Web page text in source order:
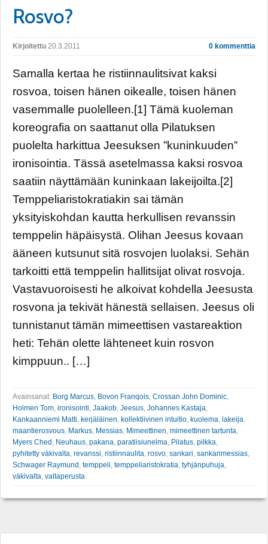
Rosvo?
Kirjoitettu 20.3.2011 0 kommenttia
Samalla kertaa he ristiinnaulitsivat kaksi
rosvoa, toisen hänen oikealle, toisen hänen
vasemmalle puolelleen.[1] Tämä kuoleman
koreografia on saattanut olla Pilatuksen
puolelta harkittua Jeesuksen ”kuninkuuden”
ironisointia. Tässä asetelmassa kaksi rosvoa
saatiin näyttämään kuninkaan lakeijoilta.[2]
Temppeliaristokratiakin sai tämän
yksityiskohdan kautta herkullisen revanssin
temppelin häpäisystä. Olihan Jeesus kovaan
ääneen kutsunut sitä rosvojen luolaksi. Sehän
tarkoitti että temppelin hallitsijat olivat rosvoja.
Vastavuoroisesti he alkoivat kohdella Jeesusta
rosvona ja tekivät hänestä sellaisen. Jeesus oli
tunnistanut tämän mimeettisen vastareaktion
heti: Tehän olette lähteneet kuin rosvon
kimppuun.. […]
Avainsanat: Borg Marcus Bovon Franqois Crossan John Dominic
Holmen Tom ironisointi Jaakob Jeesus Johannes Kastaja
Kankaanniemi Matti kerjäläinen kollektiivinen intuitio kuolema lakeija
maantierosvous Markus Messias Mimeettinen mimeettinen tartunta
Myers Ched Neuhaus pakana paratiisiunelma Pilatus pilkka
pyhitetty väkivalta revanssi ristiinnaulita rosvo sankari sankarimessias
Schwager Raymund temppeli temppeliaristokratia tyhjänpuhuja
väkivalta valtaperusta